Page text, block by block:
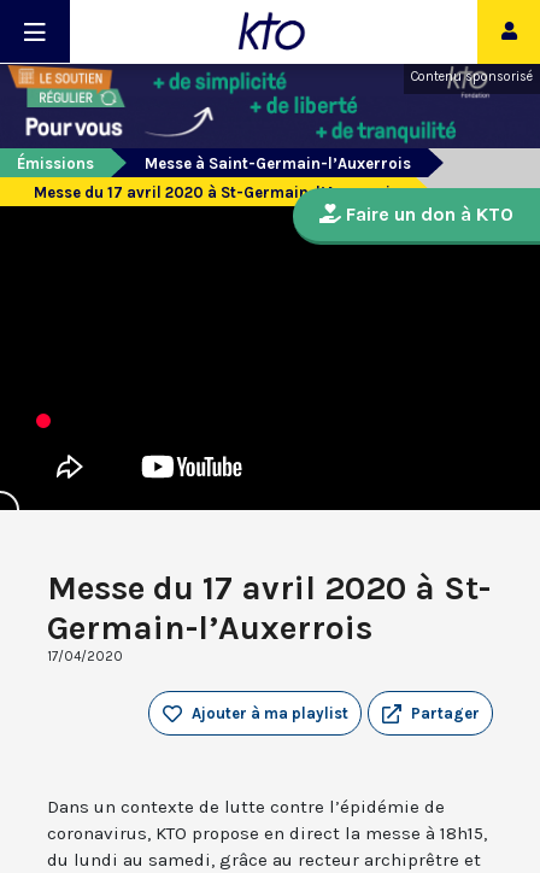
Contenu sponsorisé
Émissions
Messe à Saint-Germain-l’Auxerrois
Messe du 17 avril 2020 à St-Germain-l’Auxerrois
Messe du 17 avril 2020 à St-
Germain-l’Auxerrois
17/04/2020
Partager
Ajouter à ma playlist
Dans un contexte de lutte contre l’épidémie de
coronavirus, KTO propose en direct la messe à 18h15,
du lundi au samedi, grâce au recteur archiprêtre et
Faire un don à KTO